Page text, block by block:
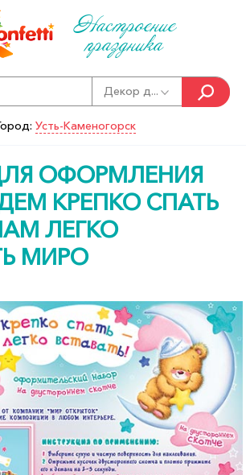
Настроение
праздника
Декор д...
Усть-Каменогорск
ОФОРМЛЕНИЯ
КРЕПКО СПАТЬ
ЛЕГКО
МИРО